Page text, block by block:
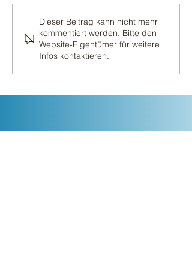
Der zweite Schnitt 2026
Dieser Beitrag kann nicht mehr
kommentiert werden. Bitte den
Website-Eigentümer für weitere
Infos kontaktieren.